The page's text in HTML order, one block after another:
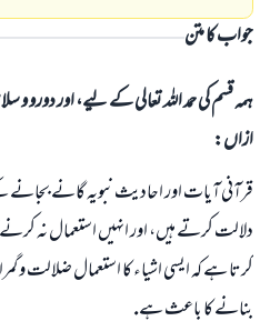
جواب کا متن
ہمہ قسم کی حمد اللہ تعالی کے لیے، اور دورو
ازاں:
قرآنى آيات اور احاديث نبويہ گانے
دلالت كرتے ہيں، اور انہيں استعمال نہ كرنے
كرتا ہے كہ ايسى اشياء كا استعمال ضلالت و
بنانے كا باعث ہے.